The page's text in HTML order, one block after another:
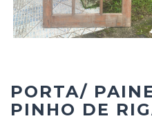
PORTA/
PINHO DE